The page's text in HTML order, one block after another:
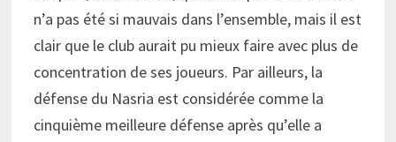
n’a pas été si mauvais dans l’ensemble, mais il est
clair que le club aurait pu mieux faire avec plus de
concentration de ses joueurs. Par ailleurs, la
défense du Nasria est considérée comme la
cinquième meilleure défense après qu’elle a